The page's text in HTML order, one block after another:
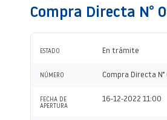
Compra Directa N°
ESTADO En trámite
NÚMERO Compra Directa
FECHA DE
APERTURA
16-12-2022 11:00